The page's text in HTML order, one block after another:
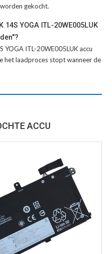
gekocht.
14S YOGA ITL-20WE005LUK
YOGA ITL-20WE005LUK accu
het laadproces stopt wanneer de
ACCU